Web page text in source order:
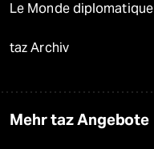
Le Monde diplomatique
taz Archiv
Mehr taz Angebote